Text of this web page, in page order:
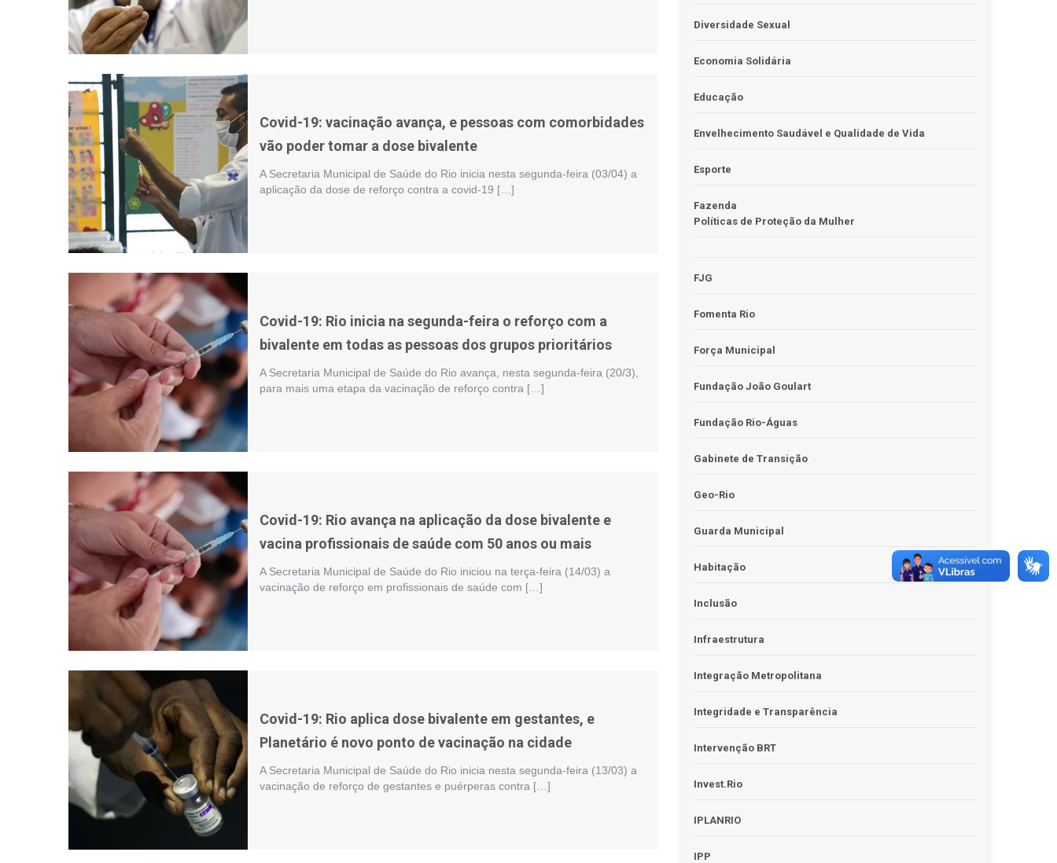
Covid-19: vacinação avança, e pessoas com comorbidades
vão poder tomar a dose bivalente
A Secretaria Municipal de Saúde do Rio inicia nesta segunda-feira (03/04) a
aplicação da dose de reforço contra a covid-19 […]
Covid-19: Rio inicia na segunda-feira o reforço com a
bivalente em todas as pessoas dos grupos prioritários
A Secretaria Municipal de Saúde do Rio avança, nesta segunda-feira (20/3),
para mais uma etapa da vacinação de reforço contra […]
Covid-19: Rio avança na aplicação da dose bivalente e
vacina profissionais de saúde com 50 anos ou mais
A Secretaria Municipal de Saúde do Rio iniciou na terça-feira (14/03) a
vacinação de reforço em profissionais de saúde com […]
Covid-19: Rio aplica dose bivalente em gestantes, e
Planetário é novo ponto de vacinação na cidade
A Secretaria Municipal de Saúde do Rio inicia nesta segunda-feira (13/03) a
vacinação de reforço de gestantes e puérperas contra […]
Diversidade Sexual
Economia Solidária
Educação
Envelhecimento Saudável e Qualidade de Vida
Esporte
Fazenda
Políticas de Proteção da Mulher
FJG
Fomenta Rio
Força Municipal
Fundação João Goulart
Fundação Rio-Águas
Gabinete de Transição
Geo-Rio
Guarda Municipal
Habitação
Inclusão
Infraestrutura
Integração Metropolitana
Integridade e Transparência
Intervenção BRT
Invest.Rio
IPLANRIO
IPP